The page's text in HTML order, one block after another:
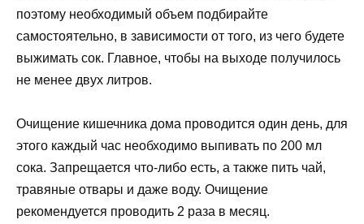
поэтому необходимый объем подбирайте
самостоятельно, в зависимости от того, из чего будете
выжимать сок. Главное, чтобы на выходе получилось
не менее двух литров.
Очищение кишечника дома проводится один день, для
этого каждый час необходимо выпивать по 200 мл
сока. Запрещается что-либо есть, а также пить чай,
травяные отвары и даже воду. Очищение
рекомендуется проводить 2 раза в месяц.